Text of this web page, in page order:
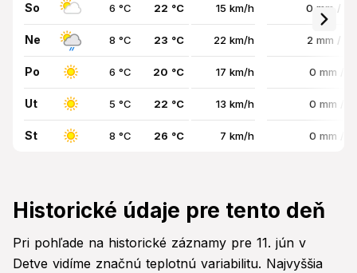
So 6 °C 22 °C 15 km/h 0 mm /
Ne 8 °C 23 °C 22 km/h 2 mm /
Po 6 °C 20 °C 17 km/h 0 mm /
Ut 5 °C 22 °C 13 km/h 0 mm /
St 8 °C 26 °C 7 km/h 0 mm /
Historické údaje pre tento deň
Pri pohľade na historické záznamy pre 11. jún v
Detve vidíme značnú teplotnú variabilitu. Najvyššia